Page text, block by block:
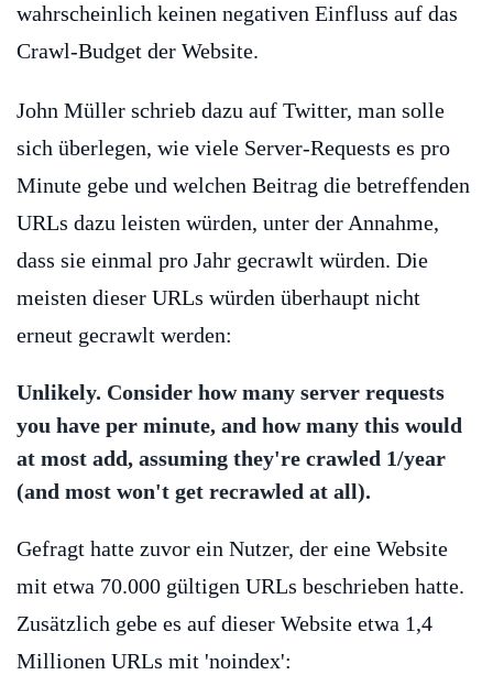
wahrscheinlich keinen negativen Einfluss auf das
Crawl-Budget der Website.
John Müller schrieb dazu auf Twitter, man solle
sich überlegen, wie viele Server-Requests es pro
Minute gebe und welchen Beitrag die betreffenden
URLs dazu leisten würden, unter der Annahme,
dass sie einmal pro Jahr gecrawlt würden. Die
meisten dieser URLs würden überhaupt nicht
erneut gecrawlt werden:
Unlikely. Consider how many server requests
you have per minute, and how many this would
at most add, assuming they're crawled 1/year
(and most won't get recrawled at all).
Gefragt hatte zuvor ein Nutzer, der eine Website
mit etwa 70.000 gültigen URLs beschrieben hatte.
Zusätzlich gebe es auf dieser Website etwa 1,4
Millionen URLs mit 'noindex':